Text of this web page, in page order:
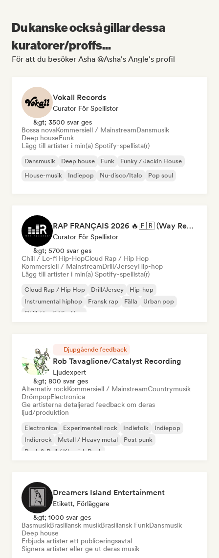
Du kanske också gillar dessa
kuratorer/proffs...
För att du besöker Asha @Asha's Angle's profil
Vokall Records
Curator För Spellistor
&gt; 3500 svar ges
Bossa novaKommersiell / MainstreamDansmusik
Deep houseFunk
Lägg till artister i min(a) Spotify-spellista(r)
Dansmusik Deep house Funk
Funky / Jackin House
House-musik
Indiepop Nu-disco/Italo Pop soul
RAP FRANÇAIS 2026 🔥🇫🇷 (Way Records)
Curator För Spellistor
&gt; 5700 svar ges
Chill / Lo-fi Hip-HopCloud Rap / Hip Hop
Kommersiell / MainstreamDrill/JerseyHip-hop
Lägg till artister i min(a) Spotify-spellista(r)
Cloud Rap / Hip Hop Drill/Jersey
Hip-hop
Instrumental hiphop
Fransk rap Fälla
Urban pop
Chill / Lo-fi Hip-Hop
Djupgående feedback
Rob Tavaglione/Catalyst Recording
Ljudexpert
&gt; 800 svar ges
Alternativ rockKommersiell / MainstreamCountrymusik
DrömpopElectronica
Ge artisterna detaljerad feedback om deras
ljud/produktion
Electronica Experimentell rock Indiefolk
Indiepop
Indierock
Metall / Heavy metal
Post punk
Rock & Roll / Klassisk Rock
Dreamers Island Entertainment
Etikett, Förläggare
&gt; 1000 svar ges
BasmusikBrasiliansk musikBrasiliansk FunkDansmusik
Deep house
Erbjuda artister ett publiceringsavtal
Signera artister eller ge ut deras musik